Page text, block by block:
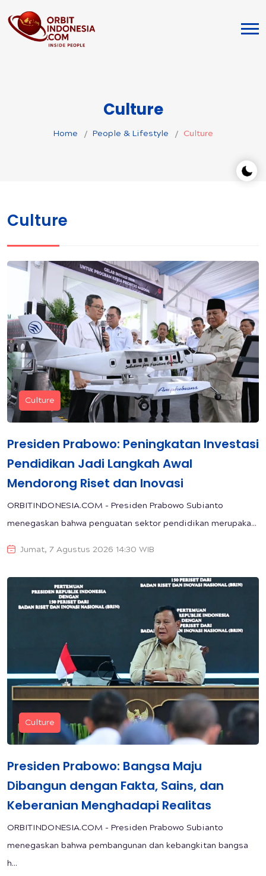
Culture
Home People & Lifestyle Culture
Culture
Culture
Presiden Prabowo: Peningkatan Investasi
Pendidikan Jadi Langkah Awal
Mendorong Riset dan Inovasi
ORBITINDONESIA.COM - Presiden Prabowo Subianto
menegaskan bahwa penguatan sektor pendidikan merupaka...
Jumat, 7 Agustus 2026 14:30 WIB
Culture
Presiden Prabowo: Bangsa Maju
Dibangun dengan Fakta, Sains, dan
Keberanian Menghadapi Realitas
ORBITINDONESIA.COM - Presiden Prabowo Subianto
menegaskan bahwa pembangunan dan kebangkitan bangsa
h...